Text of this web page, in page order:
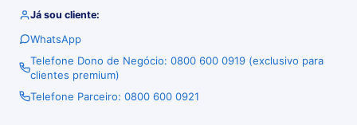
Já sou cliente:
WhatsApp
Telefone Dono de Negócio: 0800 600 0919 (exclusivo para
clientes premium)
Telefone Parceiro: 0800 600 0921